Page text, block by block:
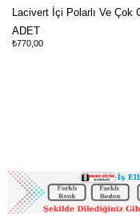
ADET
₺770,00